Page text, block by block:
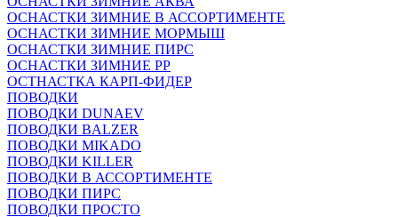
ОСНАСТКИ ЗИМНИЕ В АССОРТИМЕНТЕ
ОСНАСТКИ ЗИМНИЕ МОРМЫШ
ОСНАСТКИ ЗИМНИЕ ПИРС
ОСНАСТКИ ЗИМНИЕ РР
ОСТНАСТКА КАРП-ФИДЕР
ПОВОДКИ
ПОВОДКИ DUNAEV
ПОВОДКИ BALZER
ПОВОДКИ MIKADO
ПОВОДКИ KILLER
ПОВОДКИ В АССОРТИМЕНТЕ
ПОВОДКИ ПИРС
ПОВОДКИ ПРОСТО